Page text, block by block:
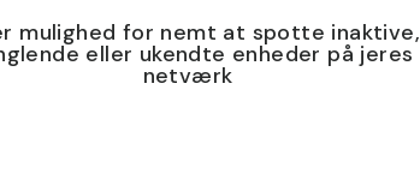
mulighed for nemt at spotte inaktive,
eller ukendte enheder på jeres
netværk